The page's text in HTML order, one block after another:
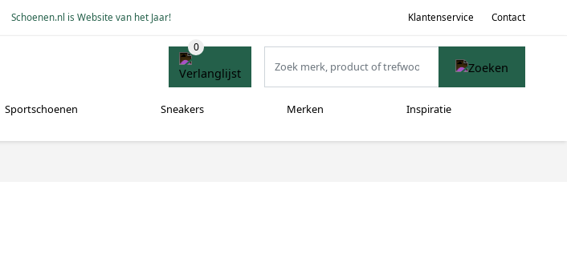
Schoenen.nl is Website van het Jaar! Klantenservice Contact
Sportschoenen Sneakers Merken Inspiratie